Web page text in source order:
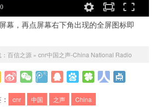
幕，再点屏幕右下角出现的全屏图标即
百信之源 » cnr中国之声-China National Radio
cnr 中国 之声 China